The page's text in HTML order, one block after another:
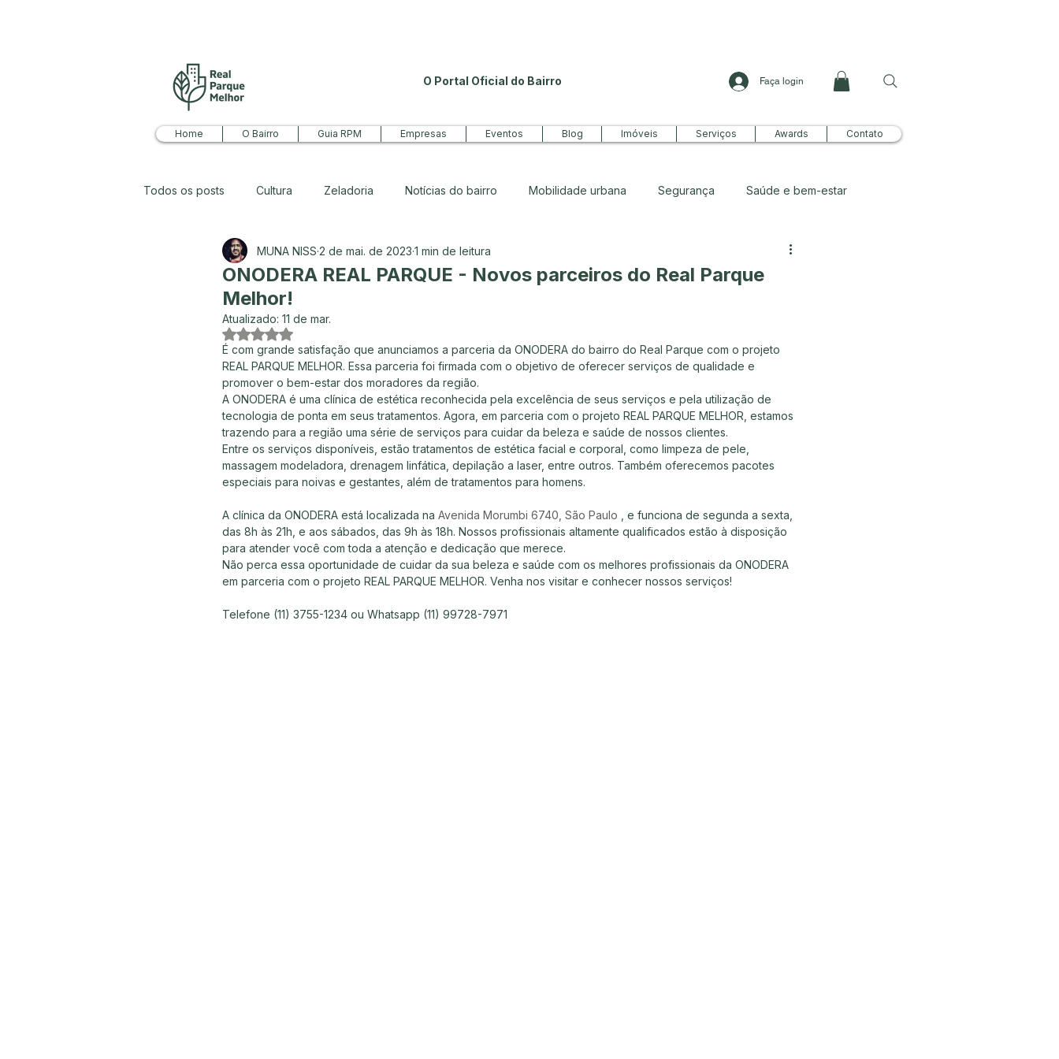
Faça login
O Portal Oficial do Bairro
Home O Bairro Guia RPM Empresas Eventos Blog Imóveis Serviços Awards Contato
Todos os posts Cultura Zeladoria Notícias do bairro Mobilidade urbana Segurança Saúde e bem-estar
Economia Ideias para o bairro
ONODERA REAL PARQUE - Novos parceiros do Real Parque
Melhor!
MUNA NISS 2 de mai. de 2023 1 min de leitura
Atualizado: 11 de mar.
Avaliado com NaN de 5 estrelas.
É com grande satisfação que anunciamos a parceria da ONODERA do bairro do Real Parque com o projeto
REAL PARQUE MELHOR. Essa parceria foi firmada com o objetivo de oferecer serviços de qualidade e
promover o bem-estar dos moradores da região.
A ONODERA é uma clínica de estética reconhecida pela excelência de seus serviços e pela utilização de
tecnologia de ponta em seus tratamentos. Agora, em parceria com o projeto REAL PARQUE MELHOR, estamos
trazendo para a região uma série de serviços para cuidar da beleza e saúde de nossos clientes.
Entre os serviços disponíveis, estão tratamentos de estética facial e corporal, como limpeza de pele,
massagem modeladora, drenagem linfática, depilação a laser, entre outros. Também oferecemos pacotes
especiais para noivas e gestantes, além de tratamentos para homens.
A clínica da ONODERA está localizada na Avenida Morumbi 6740, São Paulo
, e funciona de segunda a sexta,
das 8h às 21h, e aos sábados, das 9h às 18h. Nossos profissionais altamente qualificados estão à disposição
para atender você com toda a atenção e dedicação que merece.
Não perca essa oportunidade de cuidar da sua beleza e saúde com os melhores profissionais da ONODERA
em parceria com o projeto REAL PARQUE MELHOR. Venha nos visitar e conhecer nossos serviços!
Telefone (11) 3755-1234 ou Whatsapp (11) 99728-7971